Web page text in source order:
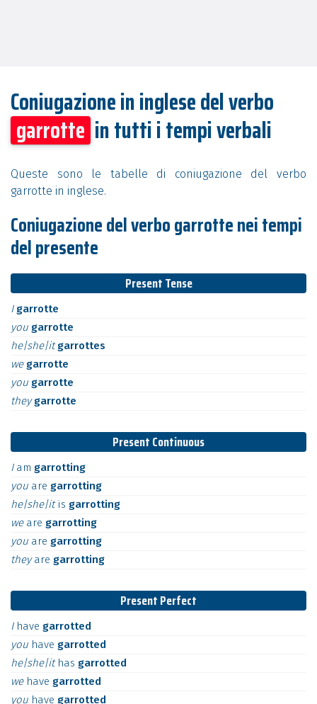
Coniugazione in inglese del verbo
garrotte in tutti i tempi verbali
Queste sono le tabelle di coniugazione del verbo
garrotte in inglese.
Coniugazione del verbo garrotte nei tempi
del presente
Present Tense
I garrotte
you garrotte
he|she|itgarrottes
we garrotte
you garrotte
theygarrotte
Present Continuous
I am garrotting
you are garrotting
he|she|itis garrotting
we are garrotting
you are garrotting
theyare garrotting
Present Perfect
I have garrotted
you have garrotted
he|she|it has garrotted
we have garrotted
you have garrotted